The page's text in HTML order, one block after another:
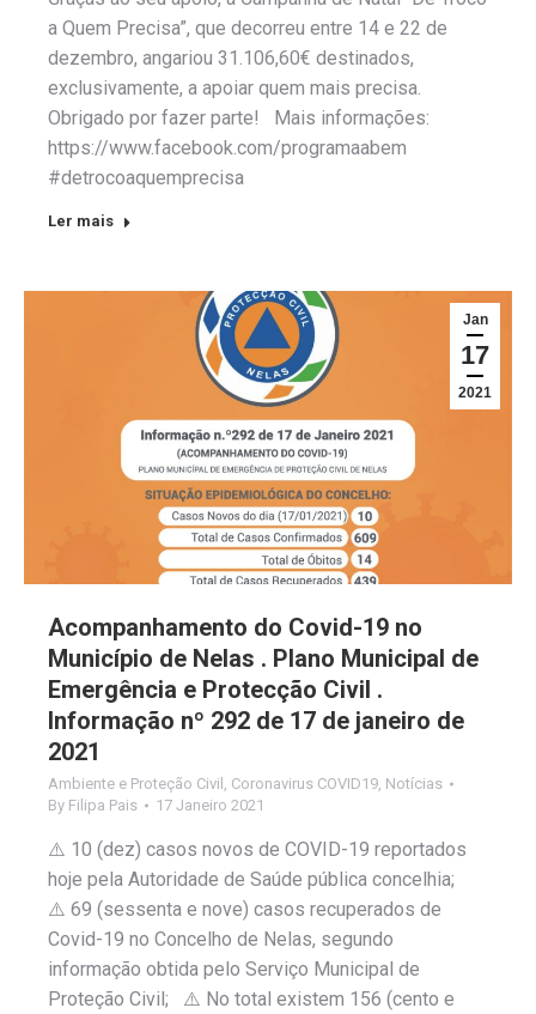
a Quem Precisa”, que decorreu entre 14 e 22 de
dezembro, angariou 31.106,60€ destinados,
exclusivamente, a apoiar quem mais precisa.
Obrigado por fazer parte! Mais informações:
https://www.facebook.com/programaabem
#detrocoaquemprecisa
Ler mais
Jan
17
2021
Acompanhamento do Covid-19 no
Município de Nelas . Plano Municipal de
Emergência e Protecção Civil .
Informação nº 292 de 17 de janeiro de
2021
Ambiente e Proteção Civil Coronavirus COVID19 Notícias
By Filipa Pais 17 Janeiro 2021
⚠️ 10 (dez) casos novos de COVID-19 reportados
hoje pela Autoridade de Saúde pública concelhia;
⚠️ 69 (sessenta e nove) casos recuperados de
Covid-19 no Concelho de Nelas, segundo
informação obtida pelo Serviço Municipal de
Proteção Civil; ⚠️ No total existem 156 (cento e